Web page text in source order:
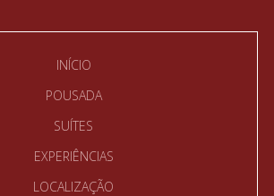
INÍCIO
POUSADA
SUÍTES
EXPERIÊNCIAS
LOCALIZAÇÃO